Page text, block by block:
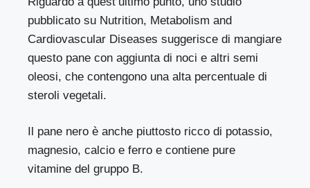
pubblicato su Nutrition, Metabolism and
Cardiovascular Diseases suggerisce di mangiare
questo pane con aggiunta di noci e altri semi
oleosi, che contengono una alta percentuale di
steroli vegetali.
Il pane nero è anche piuttosto ricco di potassio,
magnesio, calcio e ferro e contiene pure
vitamine del gruppo B.